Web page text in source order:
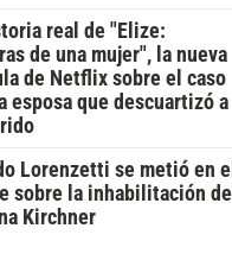
real de "Elize:
de una mujer", la nueva
de Netflix sobre el caso
esposa que descuartizó a
Lorenzetti se metió en el
sobre la inhabilitación de
Kirchner